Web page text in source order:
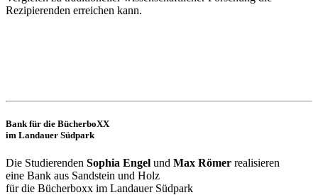
Rezipierenden erreichen kann.
Bank für die BücherboXX
im Landauer Südpark
Die Studierenden Sophia Engel und Max Römer realisieren
eine Bank aus Sandstein und Holz
für die Bücherboxx im Landauer Südpark